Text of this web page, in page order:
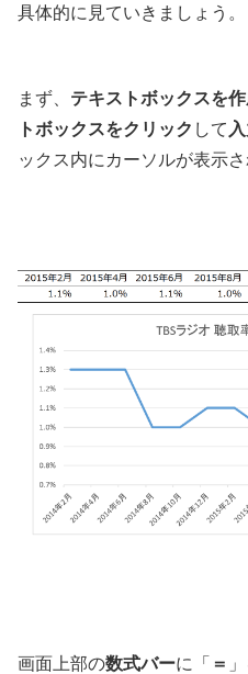
具体的に見ていきましょう。
まず、 テキストボックスを
トボックスをクリック して
ックス内にカーソルが表示
画面上部の数式バーに「 ＝